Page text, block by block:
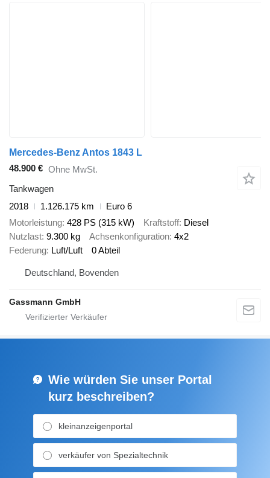
Mercedes-Benz Antos 1843 L
48.900 € Ohne MwSt.
Tankwagen
2018
1.126.175 km
Euro 6
Motorleistung 428 PS (315 kW) Kraftstoff Diesel
Nutzlast 9.300 kg Achsenkonfiguration 4x2
Federung Luft/Luft 0 Abteil
Deutschland, Bovenden
Gassmann GmbH
Wie würden Sie unser Portal
kurz beschreiben?
kleinanzeigenportal
verkäufer von Spezialtechnik